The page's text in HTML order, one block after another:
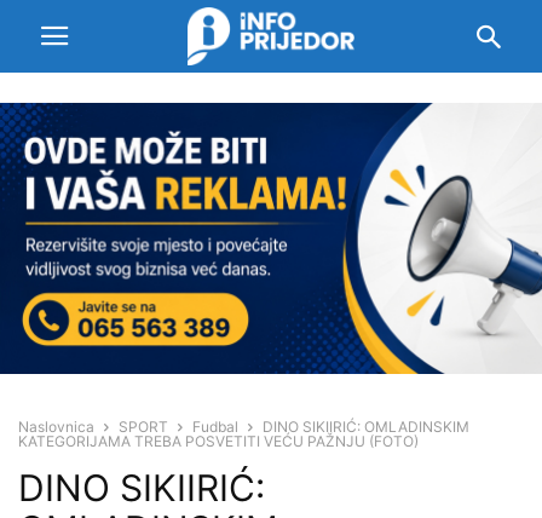
Naslovnica SPORT Fudbal
DINO SIKIIRIĆ: OMLADINSKIM
KATEGORIJAMA TREBA POSVETITI VEĆU PAŽNJU (FOTO)
DINO SIKIIRIĆ: